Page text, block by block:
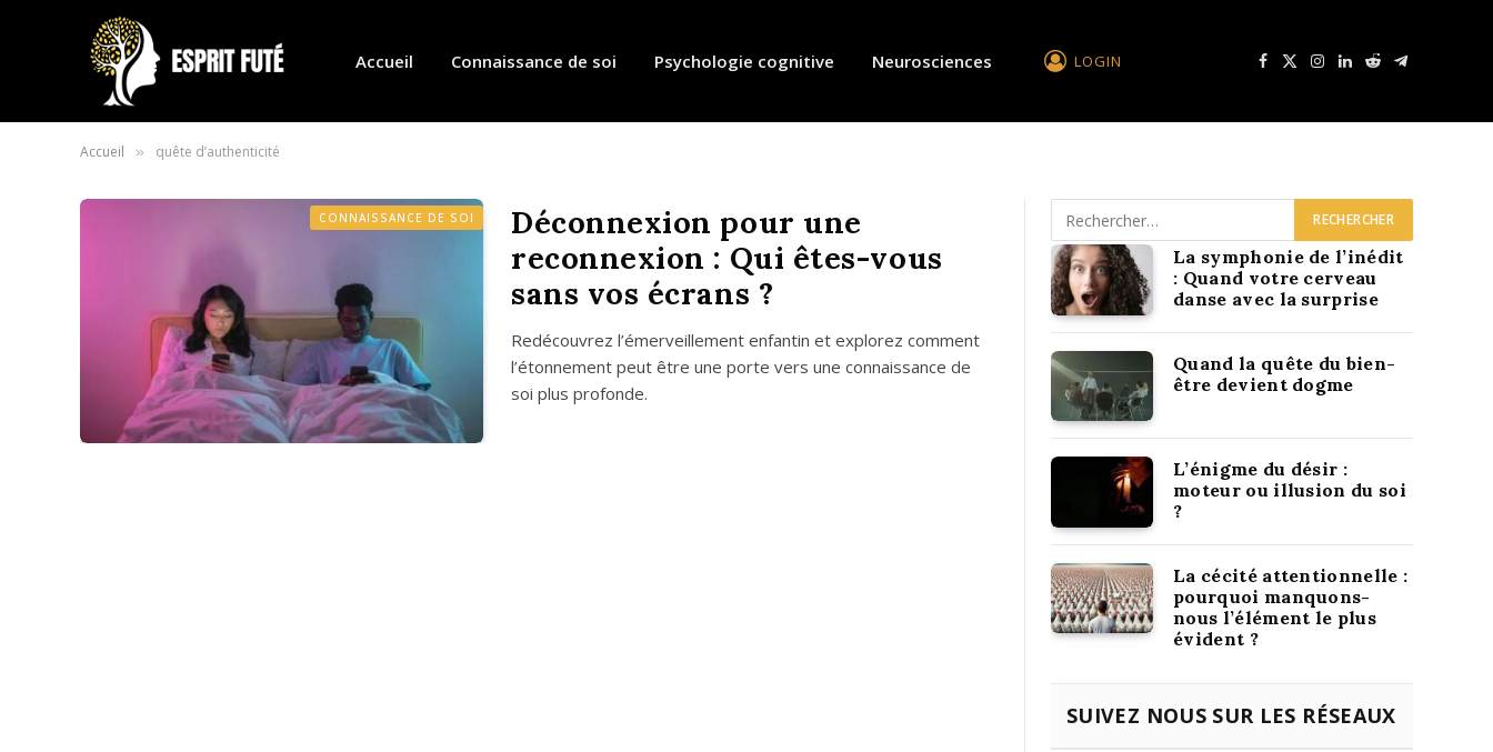
Accueil Connaissance de soi Psychologie cognitive Neurosciences LOGIN Facebook
X Instagram
LinkedIn
RedditTélégramme
Accueil » quête d’authenticité
CONNAISSANCE DE SOI
Déconnexion pour une
reconnexion : Qui êtes-vous
sans vos écrans ?
Redé­cou­vrez l’é­mer­veille­ment enfan­tin et explo­rez com­ment
l’é­ton­ne­ment peut être une porte vers une connais­sance de
soi plus pro­fonde.
La symphonie de l’inédit
: Quand votre cerveau
danse avec la surprise
Quand la quête du bien-
être devient dogme
L’énigme du désir :
moteur ou illusion du soi
?
La cécité attentionnelle :
pourquoi manquons-
nous l’élément le plus
évident ?
SUIVEZ NOUS SUR LES RÉSEAUX